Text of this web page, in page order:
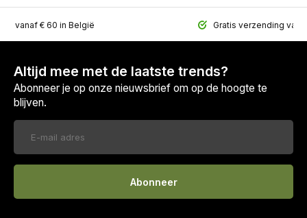
vanaf € 60 in België Gratis verzending
Altijd mee met de laatste trends?
Abonneer je op onze nieuwsbrief om op de hoogte te
blijven.
Abonneer